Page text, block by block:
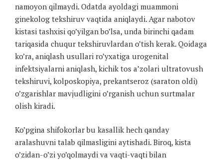
namoyon qilmaydi. Odatda ayoldagi muammoni
ginekolog tekshiruv vaqtida aniqlaydi. Agar nabotov
kistasi tashxisi qo’yilgan bo’lsa, unda birinchi qadam
tariqasida chuqur tekshiruvlardan o’tish kerak. Qoidaga
ko’ra, aniqlash usullari ro’yxatiga urogenital
infektsiyalarni aniqlash, kichik tos a’zolari ultratovush
tekshiruvi, kolposkopiya, prekantseroz (saraton oldi)
o’zgarishlar mavjudligini o’rganish uchun surtmalar
olish kiradi.
Ko’pgina shifokorlar bu kasallik hech qanday
aralashuvni talab qilmasligini aytishadi. Biroq, kista
o’zidan-o’zi yo’qolmaydi va vaqti-vaqti bilan